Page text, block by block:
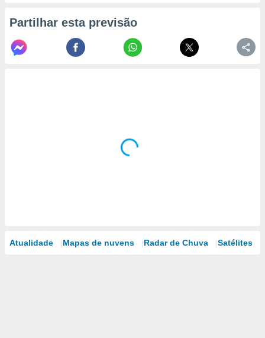
Partilhar esta previsão
Atualidade Mapas de nuvens Radar de Chuva Satélites